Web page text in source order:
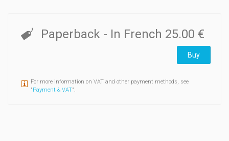
l'autonomie ? Serait-il possible de retrouver une ferveur de
substitution sans retomber dans les aberrations totalitaires
ou nationalistes ? Pouvons-nous, pour ce faire, réinventer une
éthique de la sollicitude et demander au droit de l'intégrer à
ans, de s'en affranchir ? Les six leçons données aux Facultés
Paperback - In French 25.00 €
Buy
For more information on VAT and other payment methods, see
"Payment & VAT".